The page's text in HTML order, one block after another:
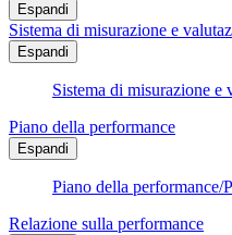
Espandi
Sistema di misurazione e
Espandi
Sistema di misurazione e
Piano della performance
Espandi
Piano della performance/
Relazione sulla performance